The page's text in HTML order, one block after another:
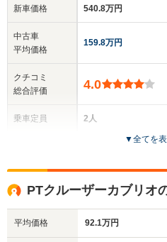
新車価格
中古車
平均価格
クチコミ
総合評価
乗車定員
540.8万円
159.8万円
4.0
2人
1.32m
▼全てを
PTクルーザーカブリオ
平均価格 92.1万円